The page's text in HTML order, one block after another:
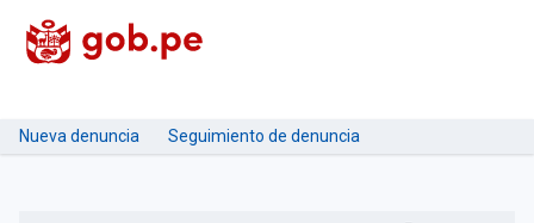
Nueva denuncia Seguimiento de denuncia